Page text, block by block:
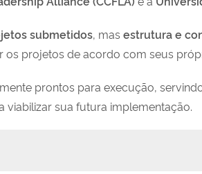
submetidos, mas estrutura e
os projetos de acordo com seus
prontos para execução,
viabilizar sua futura implementação.